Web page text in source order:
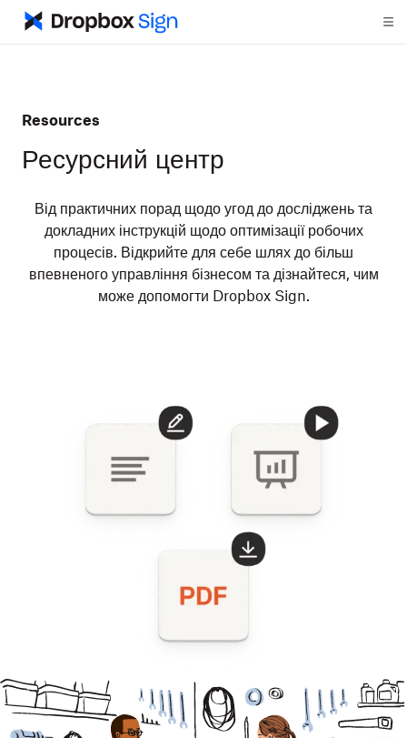
Resources
Ресурсний центр
Від практичних порад щодо угод до досліджень та
докладних інструкцій щодо оптимізації робочих
процесів. Відкрийте для себе шлях до більш
впевненого управління бізнесом та дізнайтеся, чим
може допомогти Dropbox Sign.